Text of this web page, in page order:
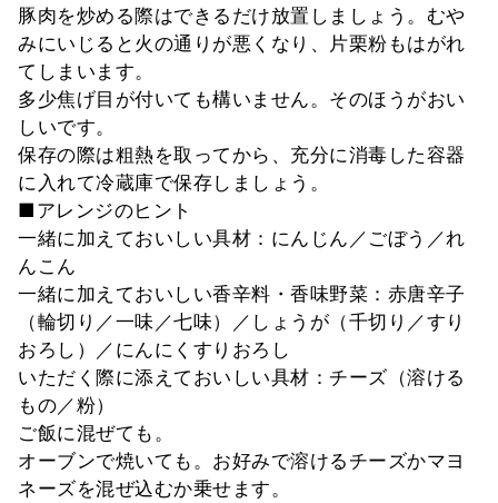
豚肉を炒める際はできるだけ放置しましょう。むや
みにいじると火の通りが悪くなり、片栗粉もはがれ
てしまいます。
多少焦げ目が付いても構いません。そのほうがおい
しいです。
保存の際は粗熱を取ってから、充分に消毒した容器
に入れて冷蔵庫で保存しましょう。
■アレンジのヒント
一緒に加えておいしい具材：にんじん／ごぼう／れ
んこん
一緒に加えておいしい香辛料・香味野菜：赤唐辛子
（輪切り／一味／七味）／しょうが（千切り／すり
おろし）／にんにくすりおろし
いただく際に添えておいしい具材：チーズ（溶ける
もの／粉）
ご飯に混ぜても。
オーブンで焼いても。お好みで溶けるチーズかマヨ
ネーズを混ぜ込むか乗せます。